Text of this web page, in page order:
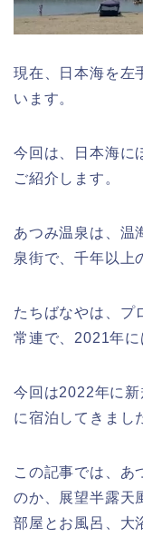
現在、日本海を左
います。
今回は、日本海に
ご紹介します。
あつみ温泉は、温
泉街で、千年以上
たちばなやは、プ
常連で、2021年に
今回は2022年に
に宿泊してきまし
この記事では、
のか、展望半露天
部屋とお風呂、大